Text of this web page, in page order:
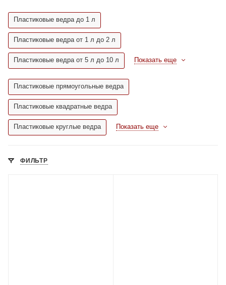
Пластиковые ведра до 1 л
Пластиковые ведра от 1 л до 2 л
Пластиковые ведра от 5 л до 10 л Показать еще
Пластиковые прямоугольные ведра
Пластиковые квадратные ведра
Пластиковые круглые ведра Показать еще
ФИЛЬТР